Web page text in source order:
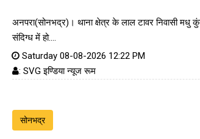
अनपरा(सोनभद्र)। थाना क्षेत्र के लाल टावर निवासी मधु
संदिग्ध में हो....
Saturday 08-08-2026 12:22 PM
: SVG इण्डिया न्यूज रूम
सोनभद्र